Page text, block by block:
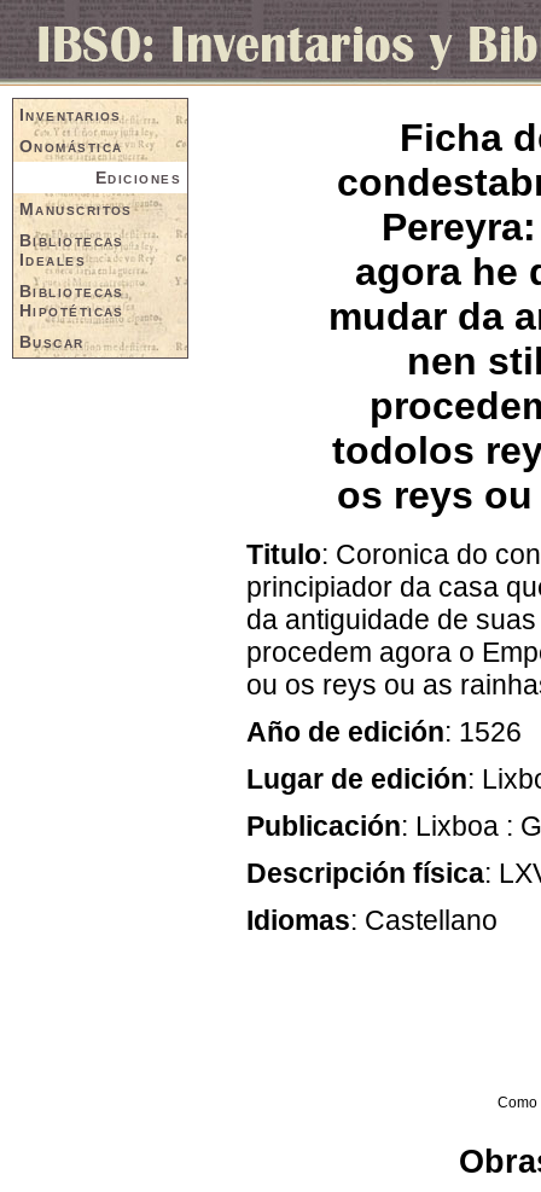
Inventarios
Onomástica
Ediciones
Manuscritos
Bibliotecas
Ideales
Bibliotecas
Hipotéticas
Buscar
Ficha
agora he
mudar da
nen
todolos
os reys
Titulo: Coronica do
principiador da casa
da antiguidade de
procedem agora o
ou os reys ou as
Año de edición: 1526
Lugar de edición:
Publicación: Lixboa :
Descripción física:
Idiomas: Castellano
Como